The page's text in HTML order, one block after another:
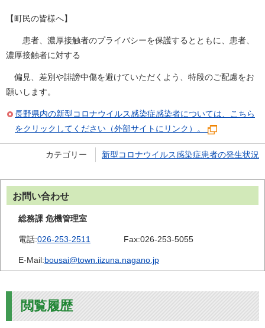
【町民の皆様へ】
患者、濃厚接触者のプライバシーを保護するとともに、患者、
濃厚接触者に対する
偏見、差別や誹謗中傷を避けていただくよう、特段のご配慮をお
願いします。
長野県内の新型コロナウイルス感染症感染者については、こちら
をクリックしてください（外部サイトにリンク）。
カテゴリー 新型コロナウイルス感染症患者の発生状況
お問い合わせ
総務課 危機管理室
電話:026-253-2511 Fax:026-253-5055
E-Mail:bousai@town.iizuna.nagano.jp
閲覧履歴